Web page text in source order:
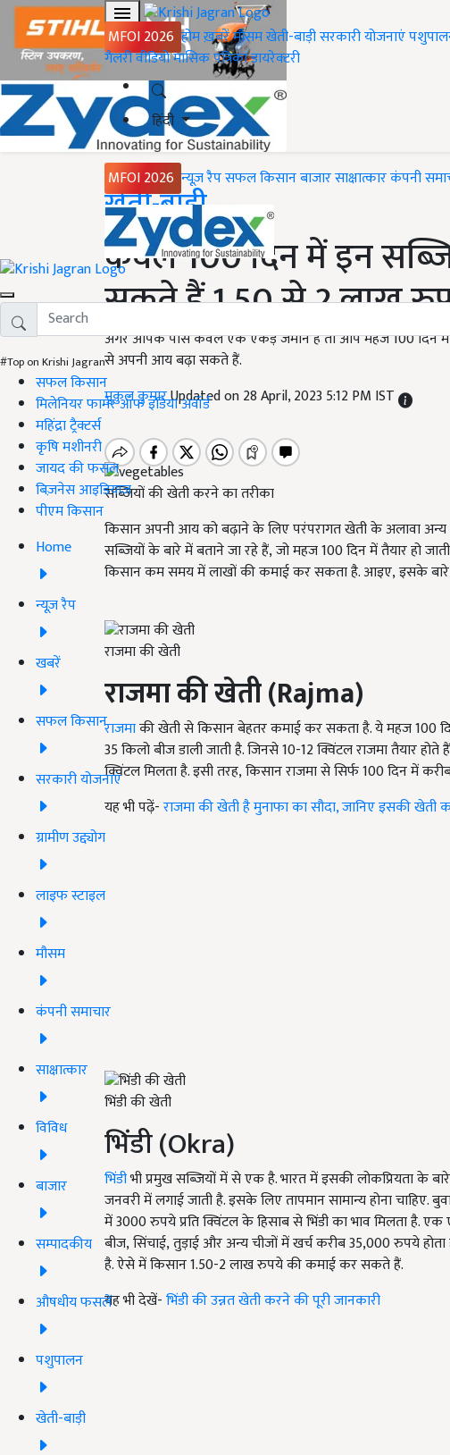
MFOI 2026 होमख़बरेंमौसमखेती-बाड़ीसरकारी योजनाएं
गैलरीवीडियोमासिक पत्रिकाडायरेक्टरी
हिंदी
MFOI 2026 न्यूज़ रैपसफल किसानबाजारसाक्षात्कारकंपनी
#Top on Krishi Jagran
सफल किसान
मिलेनियर फार्मर ऑफ इंडिया अवॉर्ड
महिंद्रा ट्रैक्टर्स
कृषि मशीनरी
जायद की फसल
बिज़नेस आइडियाज
पीएम किसान
Home
न्यूज़ रैप
खबरें
सफल किसान
सरकारी योजनाएं
ग्रामीण उद्द्योग
लाइफ स्टाइल
मौसम
कंपनी समाचार
साक्षात्कार
विविध
बाजार
सम्पादकीय
औषधीय फसलें
पशुपालन
खेती-बाड़ी
Home
खेती-बाड़ी
केवल 100 दिन में इन
सकते हैं 1.50 से 2 लाख
अगर आपके पास केवल एक एकड़ जमीन है तो आप महज 100 दिन
से अपनी आय बढ़ा सकते हैं.
मुकुल कुमारUpdated on 28 April, 2023 5:12 PM IST
सब्जियों की खेती करने का तरीका
किसान अपनी आय को बढ़ाने के लिए परंपरागत खेती के अलावा
सब्जियों के बारे में बताने जा रहे हैं,जो महज100दिन में तैयार हो
किसान कम समय में लाखों की कमाई कर सकता है. आइए,इसके बारे
राजमा की खेती
राजमा की खेती (Rajma)
राजमाकी खेती से किसान बेहतर कमाई कर सकता है. ये महज100
35किलो बीज डाली जाती है. जिनसे10-12क्विंटल राजमा तैयार
क्विंटल मिलता है. इसी तरह,किसान राजमा से सिर्फ100दिन में
यह भी पढ़ें-राजमा की खेती है मुनाफा का सौदा, जानिए इसकी खेती
भिंडी की खेती
भिंडी(Okra)
भिंडीभी प्रमुख सब्जियों में से एक है. भारत में इसकी लोकप्रियता के
जनवरी में लगाई जाती है. इसके लिए तापमान सामान्य होना चाहिए.
में3000रुपये प्रति क्विंटल के हिसाब से भिंडी का भाव मिलता है.
बीज,सिंचाई,तुड़ाई और अन्य चीजों में खर्च करीब35,000रुपये
है. ऐसे में किसान1.50-2लाख रुपये की कमाई कर सकते हैं.
यह भी देखें-भिंडी की उन्नत खेती करने की पूरी जानकारी